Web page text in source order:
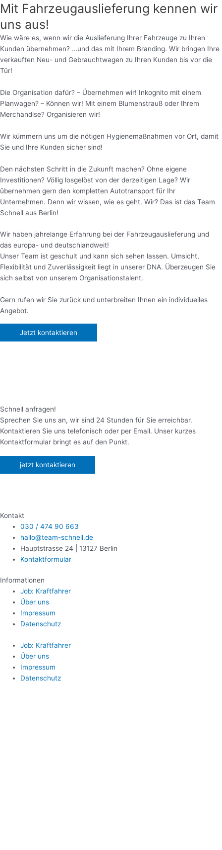
Mit Fahrzeugauslieferung kennen wir
uns aus!
Wie wäre es, wenn wir die Auslieferung Ihrer Fahrzeuge zu Ihren
Kunden übernehmen? …und das mit Ihrem Branding. Wir bringen Ihre
verkauften Neu- und Gebrauchtwagen zu Ihren Kunden bis vor die
Tür!
Die Organisation dafür? – Übernehmen wir! Inkognito mit einem
Planwagen? – Können wir! Mit einem Blumenstrauß oder Ihrem
Merchandise? Organisieren wir!
Wir kümmern uns um die nötigen Hygienemaßnahmen vor Ort, damit
Sie und Ihre Kunden sicher sind!
Den nächsten Schritt in die Zukunft machen? Ohne eigene
Investitionen? Völlig losgelöst von der derzeitigen Lage? Wir
übernehmen gern den kompletten Autotransport für Ihr
Unternehmen. Denn wir wissen, wie es geht. Wir? Das ist das Team
Schnell aus Berlin!
Wir haben jahrelange Erfahrung bei der Fahrzeugauslieferung und
das europa- und deutschlandweit!
Unser Team ist geschult und kann sich sehen lassen. Umsicht,
Flexibilität und Zuverlässigkeit liegt in unserer DNA. Überzeugen Sie
sich selbst von unserem Organisationstalent.
Gern rufen wir Sie zurück und unterbreiten Ihnen ein individuelles
Angebot.
Jetzt kontaktieren
Schnell anfragen!
Sprechen Sie uns an, wir sind 24 Stunden für Sie erreichbar.
Kontaktieren Sie uns telefonisch oder per Email. Unser kurzes
Kontaktformular bringt es auf den Punkt.
jetzt kontaktieren
Kontakt
030 / 474 90 663
hallo@team-schnell.de
Hauptstrasse 24 | 13127 Berlin
Kontaktformular
Informationen
Job: Kraftfahrer
Über uns
Impressum
Datenschutz
Job: Kraftfahrer
Über uns
Impressum
Datenschutz